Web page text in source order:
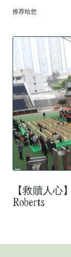
推荐给您
【救贖人心
Roberts